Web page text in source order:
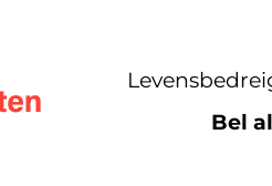
Bel